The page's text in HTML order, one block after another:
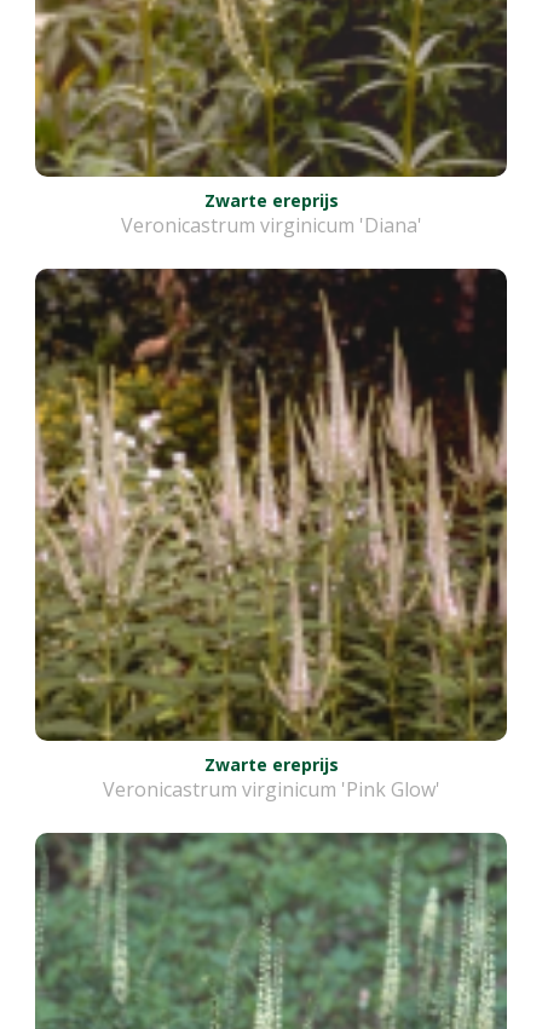
Zwarte ereprijs
Veronicastrum virginicum 'Diana'
Zwarte ereprijs
Veronicastrum virginicum 'Pink Glow'